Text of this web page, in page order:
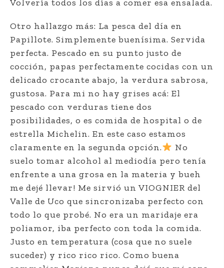
Volvería todos los días a comer esa ensalada.
Otro hallazgo más: La pesca del día en
Papillote. Simplemente buenísima. Servida
perfecta. Pescado en su punto justo de
cocción, papas perfectamente cocidas con un
delicado crocante abajo, la verdura sabrosa,
gustosa. Para mi no hay grises acá: El
pescado con verduras tiene dos
posibilidades, o es comida de hospital o de
estrella Michelin. En este caso estamos
claramente en la segunda opción.
No
suelo tomar alcohol al mediodía pero tenía
enfrente a una grosa en la materia y bueh
me dejé llevar! Me sirvió un VIOGNIER del
Valle de Uco que sincronizaba perfecto con
todo lo que probé. No era un maridaje era
poliamor, iba perfecto con toda la comida.
Justo en temperatura (cosa que no suele
suceder) y rico rico rico. Como buena